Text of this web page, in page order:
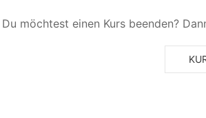
Du möchtest einen Kurs beenden?